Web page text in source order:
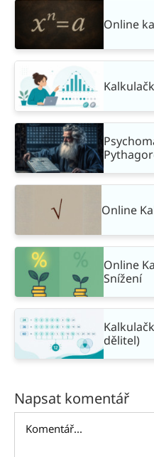
Online
Online
Online
Snížení
dělitel)
Napsat komentář